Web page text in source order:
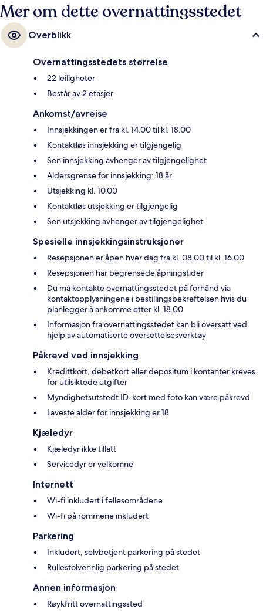
Mer om dette overnattingsstedet
Overblikk
Overnattingsstedets størrelse
22 leiligheter
Består av 2 etasjer
Ankomst/avreise
Innsjekkingen er fra kl. 14.00 til kl. 18.00
Kontaktløs innsjekking er tilgjengelig
Sen innsjekking avhenger av tilgjengelighet
Aldersgrense for innsjekking: 18 år
Utsjekking kl. 10.00
Kontaktløs utsjekking er tilgjengelig
Sen utsjekking avhenger av tilgjengelighet
Spesielle innsjekkingsinstruksjoner
Resepsjonen er åpen hver dag fra kl. 08.00 til kl. 16.00
Resepsjonen har begrensede åpningstider
Du må kontakte overnattingsstedet på forhånd via
kontaktopplysningene i bestillingsbekreftelsen hvis du
planlegger å ankomme etter kl. 18.00
Informasjon fra overnattingsstedet kan bli oversatt ved
hjelp av automatiserte oversettelsesverktøy
Påkrevd ved innsjekking
Kredittkort, debetkort eller depositum i kontanter kreves
for utilsiktede utgifter
Myndighetsutstedt ID-kort med foto kan være påkrevd
Laveste alder for innsjekking er 18
Kjæledyr
Kjæledyr ikke tillatt
Servicedyr er velkomne
Internett
Wi-fi inkludert i fellesområdene
Wi-fi på rommene inkludert
Parkering
Inkludert, selvbetjent parkering på stedet
Rullestolvennlig parkering på stedet
Annen informasjon
Røykfritt overnattingssted